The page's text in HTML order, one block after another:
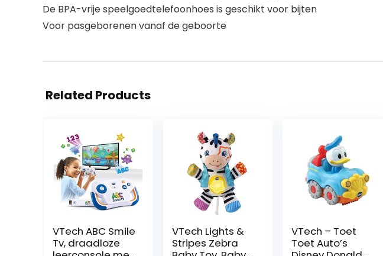
De BPA-vrije speelgoedtelefoonhoes is geschikt voor bijten
Voor pasgeborenen vanaf de geboorte
Related Products
VTech ABC Smile
Tv, draadloze
VTech Lights &
Stripes Zebra
VTech – Toet
Toet Auto’s